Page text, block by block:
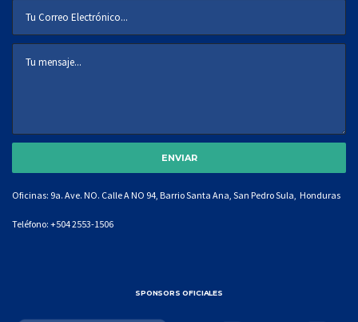
Oficinas: 9a. Ave. NO. Calle A NO 94, Barrio Santa Ana, San Pedro Sula, Honduras
Teléfono: +504 2553-1506
SPONSORS OFICIALES